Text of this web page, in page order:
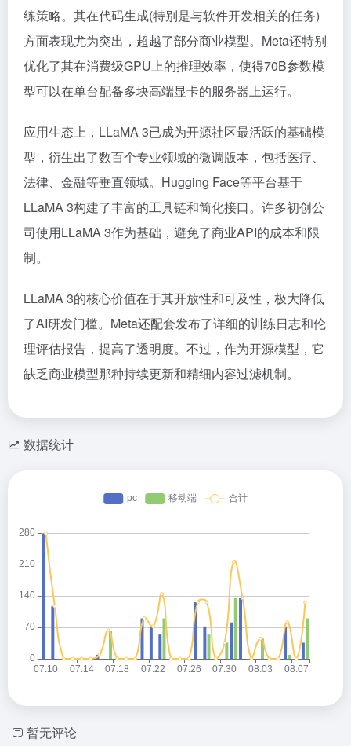
练策略。其在代码生成(特别是与软件开发相关的任务)
方面表现尤为突出，超越了部分商业模型。Meta还特别
优化了其在消费级GPU上的推理效率，使得70B参数模
型可以在单台配备多块高端显卡的服务器上运行。
应用生态上，LLaMA 3已成为开源社区最活跃的基础模
型，衍生出了数百个专业领域的微调版本，包括医疗、
法律、金融等垂直领域。Hugging Face等平台基于
LLaMA 3构建了丰富的工具链和简化接口。许多初创公
司使用LLaMA 3作为基础，避免了商业API的成本和限
制。
LLaMA 3的核心价值在于其开放性和可及性，极大降低
了AI研发门槛。Meta还配套发布了详细的训练日志和伦
理评估报告，提高了透明度。不过，作为开源模型，它
缺乏商业模型那种持续更新和精细内容过滤机制。
数据统计
暂无评论